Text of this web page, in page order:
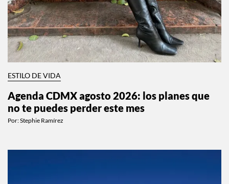
ESTILO DE VIDA
Agenda CDMX agosto 2026: los planes que
no te puedes perder este mes
Por:Stephie Ramírez